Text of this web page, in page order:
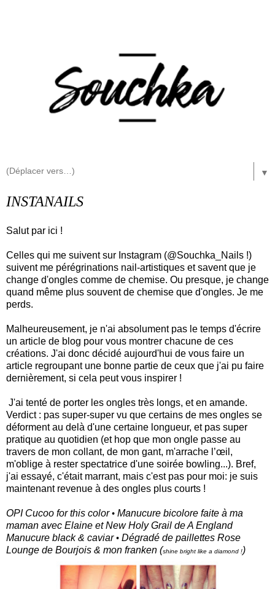
▼
INSTANAILS
Salut par ici !
Celles qui me suivent sur Instagram (@Souchka_Nails !)
suivent me pérégrinations nail-artistiques et savent que je
change d'ongles comme de chemise. Ou presque, je change
quand même plus souvent de chemise que d'ongles. Je me
perds.
Malheureusement, je n'ai absolument pas le temps d'écrire
un article de blog pour vous montrer chacune de ces
créations. J'ai donc décidé aujourd'hui de vous faire un
article regroupant une bonne partie de ceux que j'ai pu faire
dernièrement, si cela peut vous inspirer !
J'ai tenté de porter les ongles très longs, et en amande.
Verdict : pas super-super vu que certains de mes ongles se
déforment au delà d'une certaine longueur, et pas super
pratique au quotidien (et hop que mon ongle passe au
travers de mon collant, de mon gant, m'arrache l’œil,
m'oblige à rester spectatrice d'une soirée bowling...). Bref,
j'ai essayé, c'était marrant, mais c'est pas pour moi: je suis
maintenant revenue à des ongles plus courts !
OPI Cucoo for this color• Manucure bicolore faite à ma
maman avec Elaine et New Holy Grail de A England
Manucure black & caviar• Dégradé de paillettes Rose
Lounge de Bourjois & mon franken (shine bright like a diamond !)